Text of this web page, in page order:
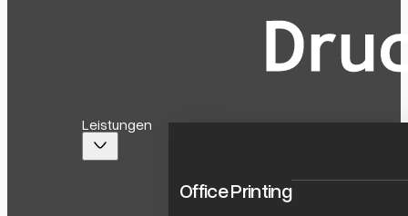
Leistungen
Office Printing